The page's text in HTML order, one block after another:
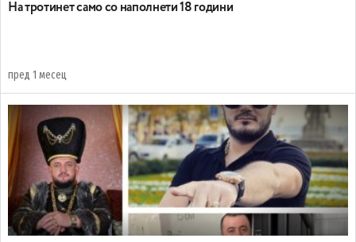
На тротинет само со наполнети 18 години
пред 1 месец